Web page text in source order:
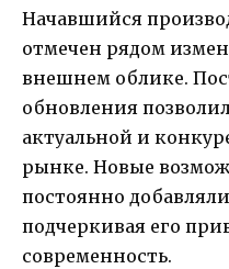
Начавшийся
отмечен рядом
внешнем облике.
обновления
актуальной и
рынке. Новые
постоянно
подчеркивая его
современность.